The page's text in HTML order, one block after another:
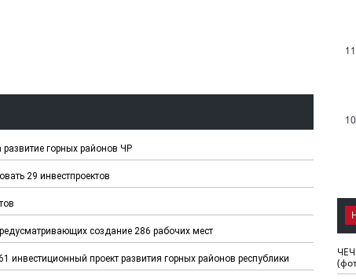
горных районов ЧР
29 инвестпроектов
создание 286 рабочих мест
инвестиционный проект развития горных районов республики